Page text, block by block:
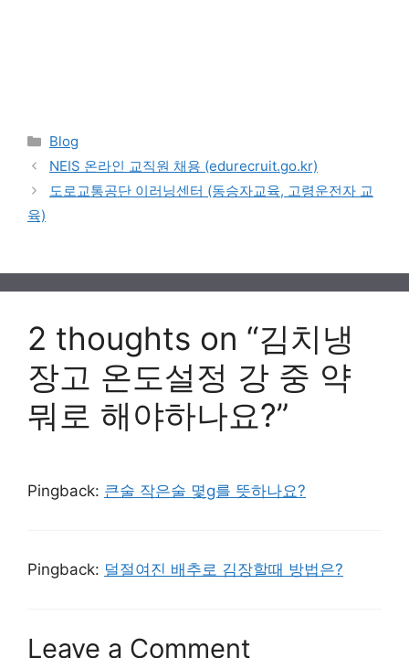
Categories
Blog
NEIS 온라인 교직원 채용 (edurecruit.go.kr)
도로교통공단 이러닝센터 (동승자교육, 고령운전자 교
육)
2 thoughts on “김치냉
장고 온도설정 강 중 약
뭐로 해야하나요?”
Pingback: 큰술 작은술 몇g를 뜻하나요?
Pingback: 덜절여진 배추로 김장할때 방법은?
Leave a Comment